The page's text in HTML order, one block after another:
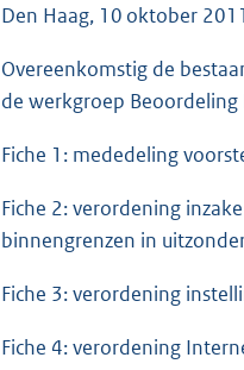
Den Haag, 10 oktober 2011
Overeenkomstig de
de werkgroep Beoordeling
Fiche 1: mededeling
Fiche 2: verordening
binnengrenzen in
Fiche 3: verordening
Fiche 4: verordening